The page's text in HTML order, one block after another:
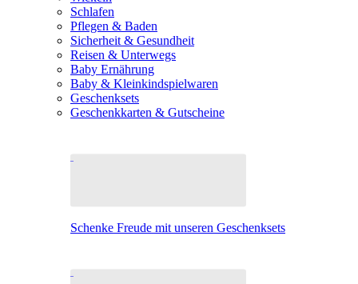
Schlafen
Pflegen & Baden
Sicherheit & Gesundheit
Reisen & Unterwegs
Baby Ernährung
Baby & Kleinkindspielwaren
Geschenksets
Geschenkkarten & Gutscheine
Schenke Freude mit unseren Geschenksets